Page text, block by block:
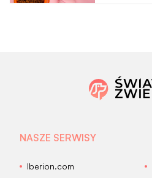
NASZE SERWISY
Iberion.com